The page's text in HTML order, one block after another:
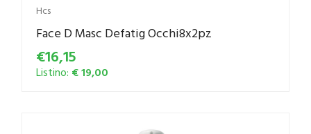
Hcs
Face D Masc Defatig Occhi8x2pz
€16,15
Listino: € 19,00